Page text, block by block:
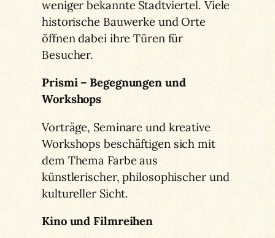
weniger bekannte Stadtviertel. Viele
historische Bauwerke und Orte
öffnen dabei ihre Türen für
Besucher.
Prismi – Begegnungen und
Workshops
Vorträge, Seminare und kreative
Workshops beschäftigen sich mit
dem Thema Farbe aus
künstlerischer, philosophischer und
kultureller Sicht.
Kino und Filmreihen